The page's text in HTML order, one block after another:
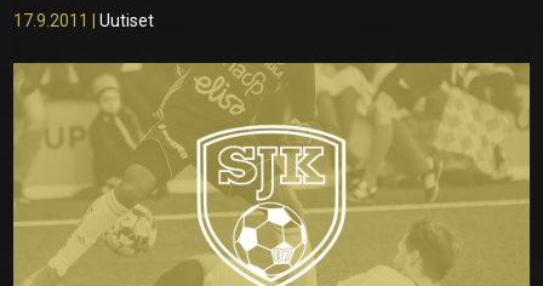
17.9.2011 |Uutiset